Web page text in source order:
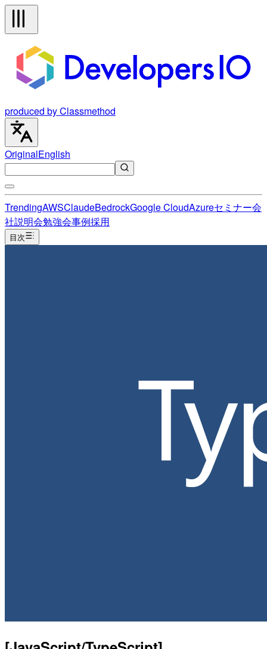
produced by Classmethod
OriginalEnglish
TrendingAWSClaudeBedrockGoogle CloudAzureセミナー会
社説明会勉強会事例採用
目次